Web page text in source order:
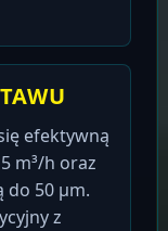
efektywną
m³/h oraz
do 50 μm.
z